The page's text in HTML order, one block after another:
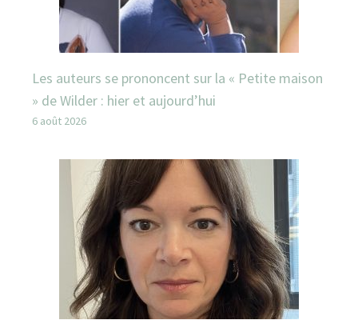
Les auteurs se prononcent sur la « Petite maison
» de Wilder : hier et aujourd’hui
6 août 2026